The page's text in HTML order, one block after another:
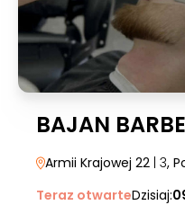
BAJAN
Armii Krajowej 22 | 3,
Teraz otwarteDzisiaj: